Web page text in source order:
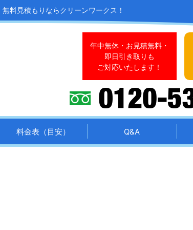
無料見積もりならクリーンワークス！
年中無休・お見積無料・
即日引き取りも
ご対応いたします！
料金表（目安） Q&A